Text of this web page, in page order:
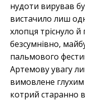
нудоти вирував
вистачило лиш
хлопця тріснуло
безсумнівно,
пальмового
Артемову увагу
вимовлене
котрий старанно